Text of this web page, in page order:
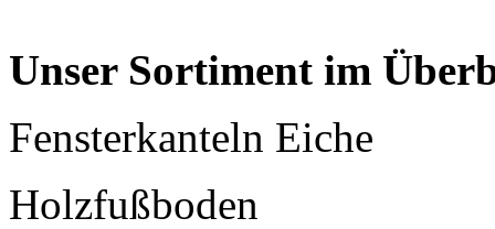
Unser Sortiment im
Fensterkanteln Eiche
Holzfußboden